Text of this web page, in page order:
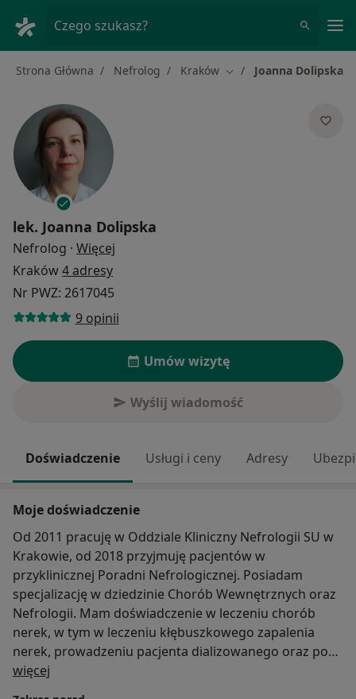
Czego szukasz?
Strona Główna Nefrolog Kraków Zmień miasto
Joanna Dolipska
lek. Joanna Dolipska
Nefrolog · Więcej
Kraków4 adresy
Nr PWZ: 2617045
9 opinii
Umów wizytę
Wyślij wiadomość
Doświadczenie Usługi i ceny Adresy
Moje doświadczenie
Od 2011 pracuję w Oddziale Kliniczny Nefrologii SU w
Krakowie, od 2018 przyjmuję pacjentów w
przyklinicznej Poradni Nefrologicznej. Posiadam
specjalizację w dziedzinie Chorób Wewnętrznych oraz
Nefrologii. Mam doświadczenie w leczeniu chorób
nerek, w tym w leczeniu kłębuszkowego zapalenia
nerek, prowadzeniu pacjenta dializowanego oraz po
przeszczepieniu nerki. Wykonuję biopsję nerek.
więcej